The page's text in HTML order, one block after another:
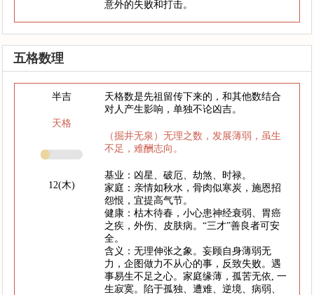
意外的失败和打击。
五格数理
半吉
天格
12(木)
天格数是先祖留传下来的，和其他数结合
对人产生影响，单独不论凶吉。
（掘井无泉）无理之数，发展薄弱，虽生
不足，难酬志向。
基业：凶星、破厄、劫煞、时禄。
家庭：亲情如秋水，骨肉似寒炭，施恩招
怨恨，宜提高气节。
健康：枯木待春，小心患神经衰弱、胃癌
之疾，外伤、皮肤病。“三才”善良者可安
全。
含义：无理伸张之象。妄顾自身薄弱无
力，企图做力不从心的事，反致失败。遇
事易生不足之心。家庭缘薄，孤苦无依, 一
生寂寞。陷于孤独、遭难、逆境、病弱、